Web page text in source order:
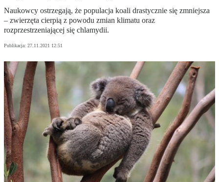
Naukowcy ostrzegają, że populacja koali drastycznie się zmniejsza
– zwierzęta cierpią z powodu zmian klimatu oraz
rozprzestrzeniającej się chlamydii.
Publikacja: 27.11.2021 12:51